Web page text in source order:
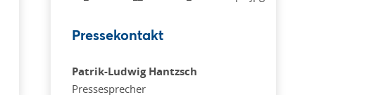
Pressekontakt
Patrik-Ludwig Hantzsch
Pressesprecher